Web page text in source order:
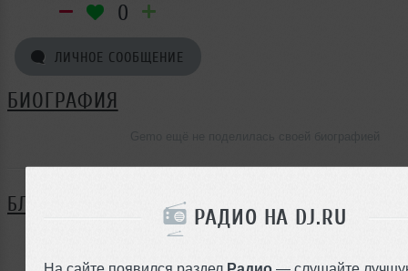
РАДИО НА DJ.RU
На сайте появился раздел Радио — слушайте
0
ЛИЧНОЕ СООБЩЕНИЕ
БИОГРАФИЯ
БЛОГ